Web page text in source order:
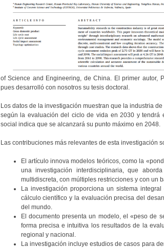
of Science and Engineering, de China. El primer autor,
pues desarrolló con nosotros su tesis doctoral.
Los datos de la investigación muestran que la industria
según la evaluación del ciclo de vida en 2030 y
social indica que se alcanzará su punto máximo en 2048.
Las contribuciones más relevantes de esta investigación
El artículo innova modelos teóricos, como la
una investigación interdisciplinaria, que
multidiscreta, con múltiples restricciones y con un
La investigación proporciona un sistema
cálculo científico y la evaluación precisa del
del mundo.
El documento presenta un modelo, el «peso de
forma precisa e intuitiva los resultados de la
regional y nacional.
La investigación incluye estudios de casos para